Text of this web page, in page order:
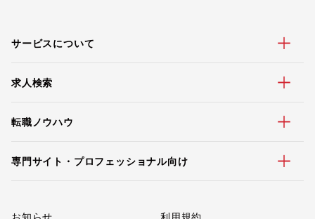
サービスについて
求人検索
転職ノウハウ
専門サイト・プロフェッショナル向け
お知らせ 利用規約